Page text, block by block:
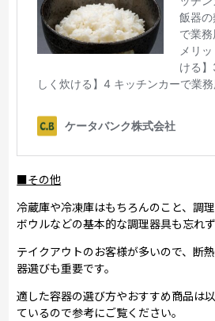
■その他
冷蔵庫や冷凍庫はもちろんのこと、調
ボウルなどの基本的な調理器具も忘れ
テイクアウトのお客様が多いので、断
器選びも重要です。
適した容器の選び方やおすすめ商品は
ているので参考にご覧ください。